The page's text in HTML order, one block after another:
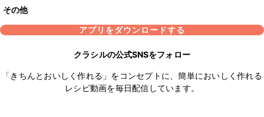
その他
アプリをダウンロードする
クラシルの公式SNSをフォロー
「きちんとおいしく作れる」をコンセプトに、簡単においしく作れる
レシピ動画を毎日配信しています。